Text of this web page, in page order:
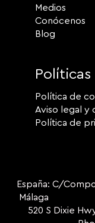
Medios
Conócenos
Blog
Políticas
Política de
Aviso legal y
Política de
España: C/
Málaga USA:
520 S Dixie